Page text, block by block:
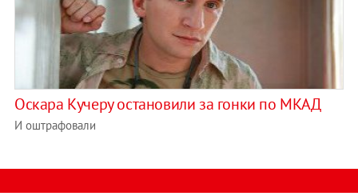
Оскара Кучеру остановили за гонки по МКАД
И оштрафовали